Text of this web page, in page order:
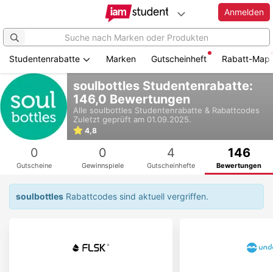
Zum
Hauptinhalt
springen
Anmelden
Studentenrabatte Marken Gutscheinheft Rabatt-Map
soulbottles Studentenrabatte:
146,0 Bewertungen
Alle soulbottles Studentenrabatte & Rabattcodes
Zuletzt geprüft am 01.09.2025.
4,8
0
Gutscheine
0
Gewinnspiele
4
Gutscheinhefte
146
Bewertungen
soulbottles Rabattcodes sind aktuell vergriffen.